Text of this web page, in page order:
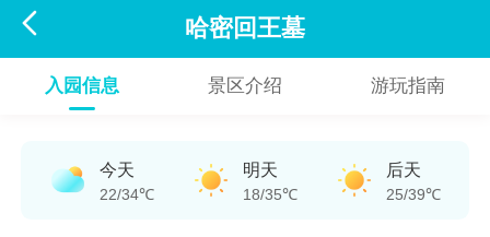
 哈密回王墓
入园信息 景区介绍 游玩指南
今天
22/34℃
明天
18/35℃
后天
25/39℃